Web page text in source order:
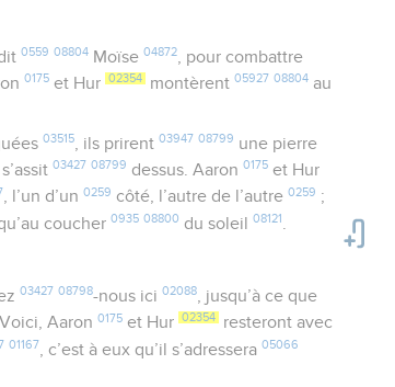
0559 08804Moïse 04872, pour combattre
0175 et Hur 02354 montèrent05927 08804 au
03515, ils prirent 03947 08799 une pierre
03427 08799 dessus. Aaron0175 et Hur
, l’un d’un0259 côté, l’autre de l’autre0259 ;
coucher0935 08800 du soleil08121
03427 08798-nous ici 02088, jusqu’à ce que
Aaron0175 et Hur 02354
resteront avec
01167 , c’est à eux qu’il s’adressera05066